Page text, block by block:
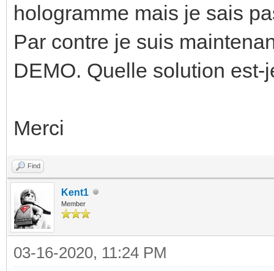
hologramme mais je sais
Par contre je suis
DEMO. Quelle solution est-
Merci
Find
Kent1
Member
03-16-2020, 11:24 PM